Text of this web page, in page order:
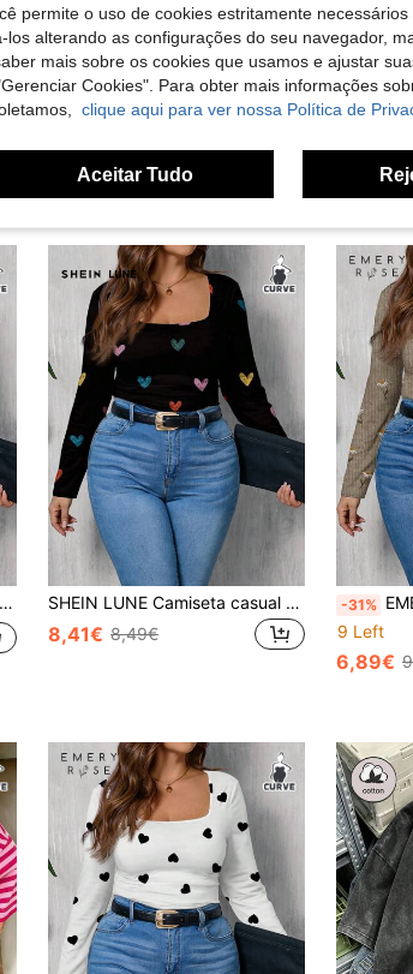
SHEIN LUNE Camiseta casual minimalista com estampa completa e gola quadrada tamanho grande
8,41€ 8,49€
-31% EMERY ROSE
9 Left
6,89€
permite o uso de cookies estritamente
los alterando as configurações do seu navegador,
mais sobre os cookies que usamos e ajustar
Cookies". Para obter mais informações
clique aqui para ver nossa Política de
Aceitar Tudo